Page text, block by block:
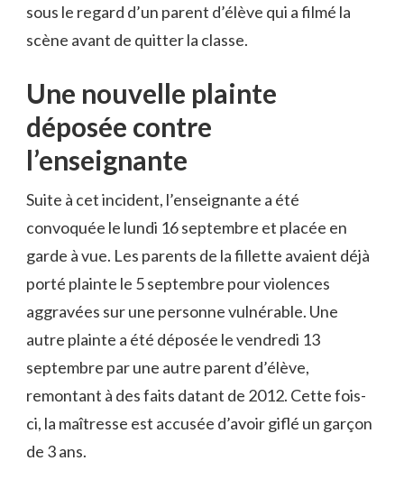
sous le regard d’un parent d’élève qui a filmé la
scène avant de quitter la classe.
Une nouvelle plainte
déposée contre
l’enseignante
Suite à cet incident, l’enseignante a été
convoquée le lundi 16 septembre et placée en
garde à vue. Les parents de la fillette avaient déjà
porté plainte le 5 septembre pour violences
aggravées sur une personne vulnérable. Une
autre plainte a été déposée le vendredi 13
septembre par une autre parent d’élève,
remontant à des faits datant de 2012. Cette fois-
ci, la maîtresse est accusée d’avoir giflé un garçon
de 3 ans.